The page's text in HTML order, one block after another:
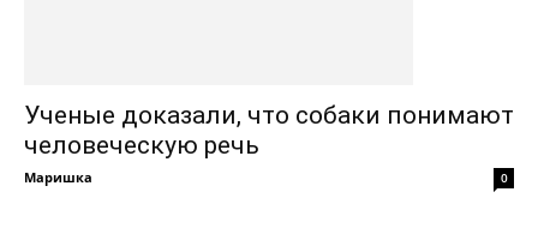
Ученые доказали, что собаки понимают
человеческую речь
Маришка 0